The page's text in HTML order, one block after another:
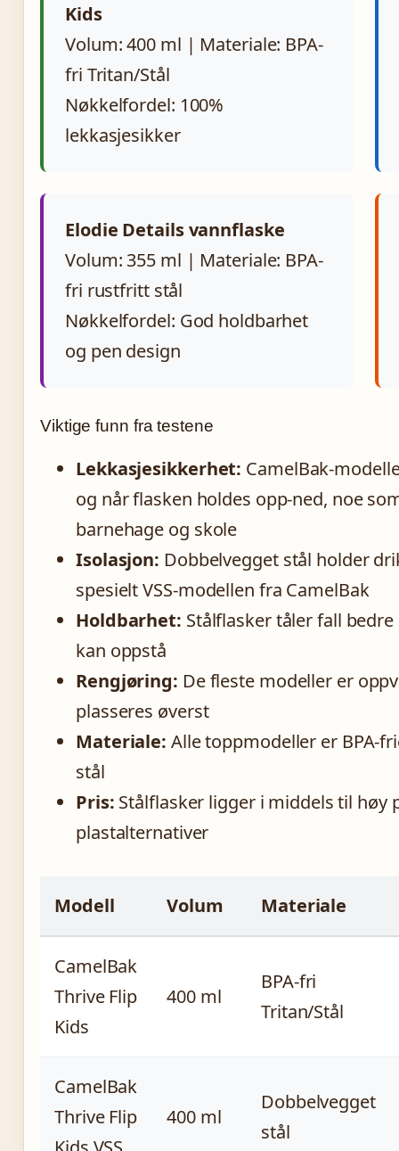
Kids
Volum: 400 ml | Materiale: BPA-
fri Tritan/Stål
Nøkkelfordel: 100%
lekkasjesikker
Elodie Details vannflaske
Volum: 355 ml | Materiale: BPA-
fri rustfritt stål
Nøkkelfordel: God holdbarhet
og pen design
Viktige funn fra testene
Lekkasjesikkerhet: CamelBak-
og når flasken holdes opp-ned, noe
barnehage og skole
Isolasjon: Dobbelvegget stål holder
spesielt VSS-modellen fra CamelBak
Holdbarhet: Stålflasker tåler fall
kan oppstå
Rengjøring: De fleste modeller er
plasseres øverst
Materiale: Alle toppmodeller er BPA-
stål
Pris: Stålflasker ligger i middels til høy
plastalternativer
Modell Volum Materiale
CamelBak
Thrive Flip
Kids
400 ml
BPA-fri
Tritan/Stål
CamelBak
Thrive Flip
400 ml
Dobbelvegget
stål